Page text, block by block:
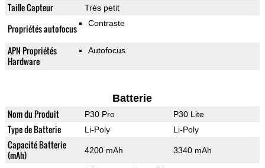
Taille Capteur Très petit
Propriétés autofocus Contraste
APN Propriétés
Hardware
Autofocus
Batterie
Nom du Produit P30 Pro P30 Lite
Type de Batterie Li-Poly Li-Poly
Capacité Batterie
(mAh)
4200 mAh 3340 mAh